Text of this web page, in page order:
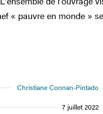
« pauvre en monde »
Christiane Connan-Pintado
7 juillet 2022